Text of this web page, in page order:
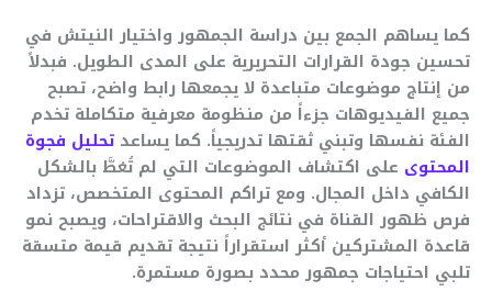
كما يساهم الجمع بين دراسة الجمهور واختيار النيتش في
تحسين جودة القرارات التحريرية على المدى الطويل. فبدلاً
من إنتاج موضوعات متباعدة لا يجمعها رابط واضح، تصبح
جميع الفيديوهات جزءاً من منظومة معرفية متكاملة تخدم
الفئة نفسها وتبني ثقتها تدريجياً. كما يساعد تحليل فجوة
المحتوى على اكتشاف الموضوعات التي لم تُغطَّ بالشكل
الكافي داخل المجال. ومع تراكم المحتوى المتخصص، تزداد
فرص ظهور القناة في نتائج البحث والاقتراحات، ويصبح نمو
قاعدة المشتركين أكثر استقراراً نتيجة تقديم قيمة متسقة
تلبي احتياجات جمهور محدد بصورة مستمرة.